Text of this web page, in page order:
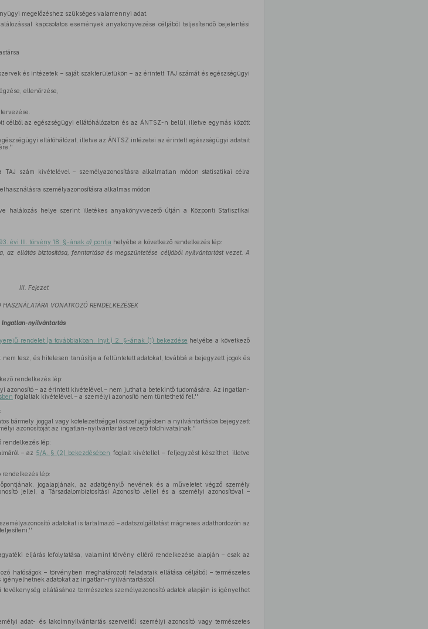
megelőzéshez szükséges valamennyi adat.
kapcsolatos események anyakönyvezése céljából teljesítendő bejelentési
és intézetek – saját szakterületükön – az érintett TAJ számát és egészségügyi
ellenőrzése,
célból az egészségügyi ellátóhálózaton és az ÁNTSZ-n belül, illetve egymás között
ellátóhálózat, illetve az ÁNTSZ intézetei az érintett egészségügyi adatait
TAJ szám kivételével – személyazonosításra alkalmatlan módon statisztikai célra
személyazonosításra alkalmas módon
halálozás helye szerint illetékes anyakönyvvezető útján a Központi Statisztikai
évi III. törvény 18. §-ának a) pontja helyébe a következő rendelkezés lép:
az ellátás biztosítása, fenntartása és megszüntetése céljából nyilvántartást vezet. A
III. Fejezet
VONATKOZÓ RENDELKEZÉSEK
Ingatlan-nyilvántartás
rendelet (a továbbiakban: Inyt.) 2. §-ának (1) bekezdése helyébe a következő
tesz, és hitelesen tanúsítja a feltüntetett adatokat, továbbá a bejegyzett jogok és
rendelkezés lép:
azonosító – az érintett kivételével – nem juthat a betekintő tudomására. Az ingatlan-
foglaltak kivételével – a személyi azonosító nem tüntethető fel.''
bármely joggal vagy kötelezettséggel összefüggésben a nyilvántartásba bejegyzett
azonosítóját az ingatlan-nyilvántartást vezető földhivatalnak.''
rendelkezés lép:
– az 5/A. § (2) bekezdésében foglalt kivétellel – feljegyzést készíthet, illetve
rendelkezés lép:
jogalapjának, az adatigénylő nevének és a műveletet végző személy
jellel, a Társadalombiztosítási Azonosító Jellel és a személyi azonosítóval –
adatokat is tartalmazó – adatszolgáltatást mágneses adathordozón az
eljárás lefolytatása, valamint törvény eltérő rendelkezése alapján – csak az
hatóságok – törvényben meghatározott feladataik ellátása céljából – természetes
igényelhetnek adatokat az ingatlan-nyilvántartásból.
ellátásához természetes személyazonosító adatok alapján is igényelhet
adat- és lakcímnyilvántartás szerveitől személyi azonosító vagy természetes